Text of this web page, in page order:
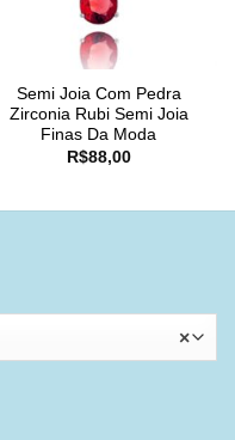
Semi Joia Com Pedra
Zirconia Rubi Semi Joia
Finas Da Moda
R$88,00
×